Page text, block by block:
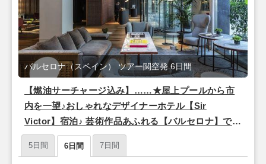
【燃油サーチャージ込み】……★屋上プールから市
内を一望♪おしゃれなデザイナーホテル【Sir
Victor】宿泊♪ 芸術作品あふれる【バルセロナ】で過
ごす至極の6日間！★…… 【関空発/その日の内に
現地着！】
バルセロナ（スペイン） ツアー関空発 6日間
5日間 6日間 7日間